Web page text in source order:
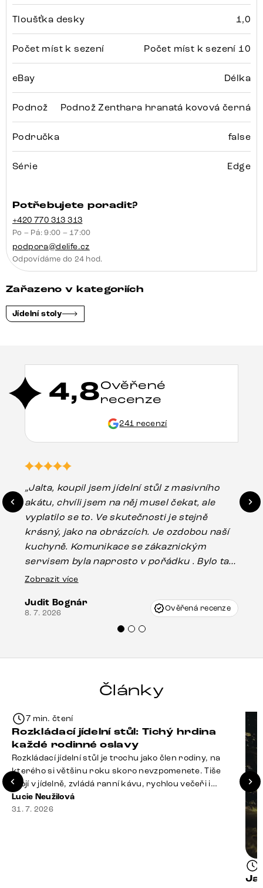
Tloušťka desky 1,0
Počet míst k sezení Počet míst k sezení 10
eBay Délka
Podnož Podnož Zenthara hranatá kovová černá
Područka false
Série Edge
Potřebujete poradit?
+420 770 313 313
Po – Pá: 9:00 – 17:00
podpora@delife.cz
Odpovídáme do 24 hod.
Zařazeno v kategoriích
Jídelní stoly
4,8Ověřené
recenze
241 recenzí
„Jalta, koupil jsem jídelní stůl z masivního
akátu, chvíli jsem na něj musel čekat, ale
vyplatilo se to. Ve skutečnosti je stejně
krásný, jako na obrázcích. Je ozdobou naší
kuchyně. Komunikace se zákaznickým
servisem byla naprosto v pořádku . Bylo tam
drobné poškození u nohy stolu, které mohlo
Vincze mi velmi korektně vyšli vstříc.
Doporučuji produkty Delife všem.“
Zobrazit více
Judit Bognár
8. 7. 2026 Ověřená recenze
Články
7 min. čtení
Rozkládací jídelní stůl: Tichý hrdina
každé rodinné oslavy
Rozkládací jídelní stůl je trochu jako člen rodiny, na
kterého si většinu roku skoro nevzpomenete. Tiše
stojí v jídelně, zvládá ranní kávu, rychlou večeři i
hromadu dopisů, které je potřeba „někdy vyřídit“. Pak
ale přijdou Vánoce, narozeniny nebo zpráva: „Stavíme
Lucie Neužilová
31. 7. 2026